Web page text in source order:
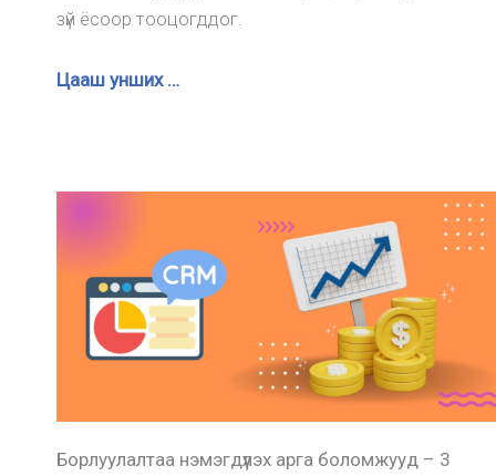
зүй ёсоор тооцогддог.
Цааш унших …
Борлуулалтаа нэмэгдүүлэх арга боломжууд – 3